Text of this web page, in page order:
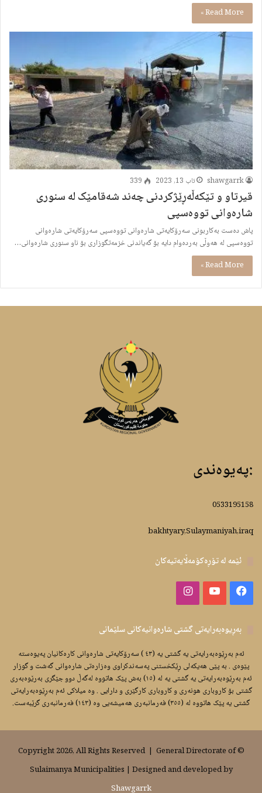
Read More »
shawgarrk ئاب 13, 2023 339
قیرتاو و تێکەڵەڕێژکردنى چەند شەقامێک لە سنورى
شارەوانى تووەسپى
پاش دەست بەکاربونی سەرۆکایەتی شارەوانی تووەسپی سەرۆکایەتی شارەوانی
تووەسپی لە هەوڵی بەردەوام دایە بۆ گەیاندنی خزمەتگوزاری بۆ ناو سنوری شارەوانی…
Read More »
:پەیوەندى
0533195158
bakhtyary,Sulaymaniyah,iraq
ئێمە لە تۆڕەکۆمەڵایەتیەکان
Facebook
YouTube
بەڕیوەبەرایەتى گشتى شارەوانیەکانى سلێمانى
ئەم بەڕێوەبەرایەتى یە گشتى یە (٤٣ ) سەرۆکایەتى شارەوانى کارەکانیان پەیوەستە
پێوەی . بە پێی هەیکەلى ڕێکخستنى پەسەندکراوى وەزارەتى شارەوانى گەشت و گوزار
ئەم بەڕێوەبەرایەتى یە گشتى یە لە (١٥) بەش پێک هاتووە لەگەڵ دوو جێگرى بەرێوەبەرى
گشتى بۆ کاروبارى هونەرى و کاروبارى کارگێرى و دارایی . وە میلاکى ئەم بەڕێوەبەرایەتى
گشتى یە پێک هاتووە لە (٣٥٥) فەرمانبەرى هەمیشەیی وە (١٤٣) فەرمانبەرى گرێبەست.
© Copyright 2026, All Rights Reserved |
General Directorate of
Sulaimanya Municipalities | Designed and developed by
Shawgarrk